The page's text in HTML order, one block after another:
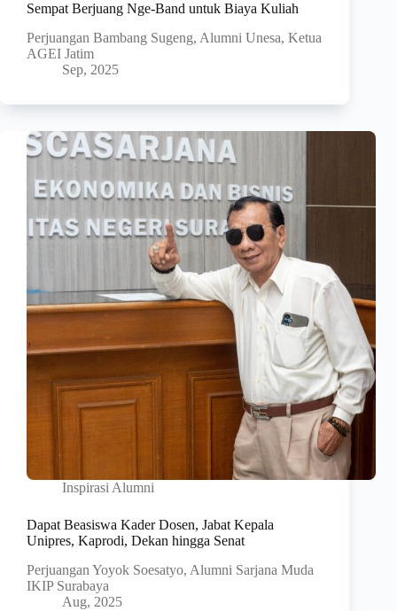
Sempat Berjuang Nge-Band untuk Biaya Kuliah
Perjuangan Bambang Sugeng, Alumni Unesa, Ketua
AGEI Jatim
Sep, 2025
Inspirasi Alumni
Dapat Beasiswa Kader Dosen, Jabat Kepala
Unipres, Kaprodi, Dekan hingga Senat
Perjuangan Yoyok Soesatyo, Alumni Sarjana Muda
IKIP Surabaya
Aug, 2025